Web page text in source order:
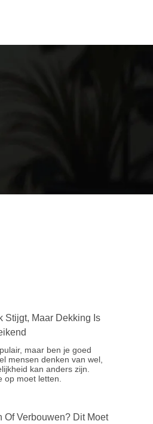
Stijgt, Maar Dekking Is
maar ben je goed
mensen denken van wel,
kan anders zijn.
op moet letten.
Of Verbouwen? Dit Moet